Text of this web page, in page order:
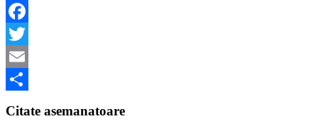
Facebook
Twitter
Email
Citate asemanatoare